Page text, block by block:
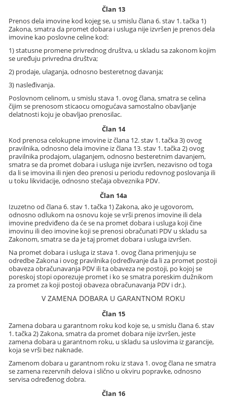
Član 13
Prenos dela imovine kod kojeg se, u smislu člana 6. stav 1. tačka 1)
Zakona, smatra da promet dobara i usluga nije izvršen je prenos dela
imovine kao poslovne celine kod:
1) statusne promene privrednog društva, u skladu sa zakonom kojim
se uređuju privredna društva;
2) prodaje, ulaganja, odnosno besteretnog davanja;
3) nasleđivanja.
Poslovnom celinom, u smislu stava 1. ovog člana, smatra se celina
čijim se prenosom sticaocu omogućava samostalno obavljanje
delatnosti koju je obavljao prenosilac.
Član 14
Kod prenosa celokupne imovine iz člana 12. stav 1. tačka 3) ovog
pravilnika, odnosno dela imovine iz člana 13. stav 1. tačka 2) ovog
pravilnika prodajom, ulaganjem, odnosno besteretnim davanjem,
smatra se da promet dobara i usluga nije izvršen, nezavisno od toga
da li se imovina ili njen deo prenosi u periodu redovnog poslovanja ili
u toku likvidacije, odnosno stečaja obveznika PDV.
Član 14a
Izuzetno od člana 6. stav 1. tačka 1) Zakona, ako je ugovorom,
odnosno odlukom na osnovu koje se vrši prenos imovine ili dela
imovine predviđeno da će se na promet dobara i usluga koji čine
imovinu ili deo imovine koji se prenosi obračunati PDV u skladu sa
Zakonom, smatra se da je taj promet dobara i usluga izvršen.
Na promet dobara i usluga iz stava 1. ovog člana primenjuju se
odredbe Zakona i ovog pravilnika (određivanje da li za promet postoji
obaveza obračunavanja PDV ili ta obaveza ne postoji, po kojoj se
poreskoj stopi oporezuje promet i ko se smatra poreskim dužnikom
za promet za koji postoji obaveza obračunavanja PDV i dr.).
V ZAMENA DOBARA U GARANTNOM ROKU
Član 15
Zamena dobara u garantnom roku kod koje se, u smislu člana 6. stav
1. tačka 2) Zakona, smatra da promet dobara nije izvršen, jeste
zamena dobara u garantnom roku, u skladu sa uslovima iz garancije,
koja se vrši bez naknade.
Zamenom dobara u garantnom roku iz stava 1. ovog člana ne smatra
se zamena rezervnih delova i slično u okviru popravke, odnosno
servisa određenog dobra.
Član 16